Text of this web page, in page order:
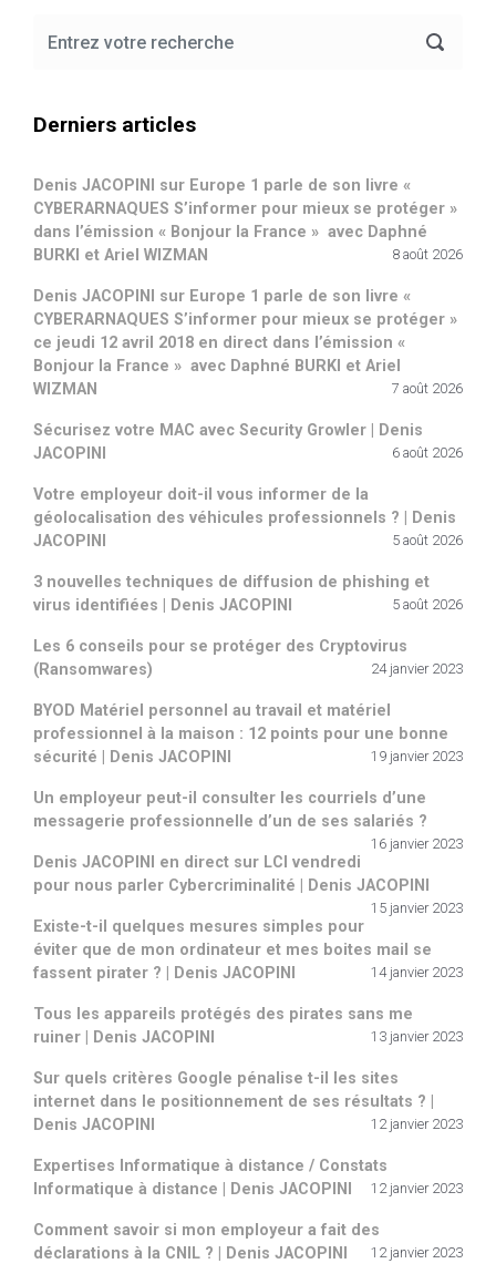
Derniers articles
Denis JACOPINI sur Europe 1 parle de son livre «
CYBERARNAQUES S’informer pour mieux se protéger »
dans l’émission « Bonjour la France » avec Daphné
BURKI et Ariel WIZMAN
8 août 2026
Denis JACOPINI sur Europe 1 parle de son livre «
CYBERARNAQUES S’informer pour mieux se protéger »
ce jeudi 12 avril 2018 en direct dans l’émission «
Bonjour la France » avec Daphné BURKI et Ariel
WIZMAN
7 août 2026
Sécurisez votre MAC avec Security Growler | Denis
JACOPINI
6 août 2026
Votre employeur doit-il vous informer de la
géolocalisation des véhicules professionnels ? | Denis
JACOPINI
5 août 2026
3 nouvelles techniques de diffusion de phishing et
virus identifiées | Denis JACOPINI
5 août 2026
Les 6 conseils pour se protéger des Cryptovirus
(Ransomwares)
24 janvier 2023
BYOD Matériel personnel au travail et matériel
professionnel à la maison : 12 points pour une bonne
sécurité | Denis JACOPINI
19 janvier 2023
Un employeur peut-il consulter les courriels d’une
messagerie professionnelle d’un de ses salariés ?
16 janvier 2023
Denis JACOPINI en direct sur LCI vendredi
pour nous parler Cybercriminalité | Denis JACOPINI
15 janvier 2023
Existe-t-il quelques mesures simples pour
éviter que de mon ordinateur et mes boites mail se
fassent pirater ? | Denis JACOPINI
14 janvier 2023
Tous les appareils protégés des pirates sans me
ruiner | Denis JACOPINI
13 janvier 2023
Sur quels critères Google pénalise t-il les sites
internet dans le positionnement de ses résultats ? |
Denis JACOPINI
12 janvier 2023
Expertises Informatique à distance / Constats
Informatique à distance | Denis JACOPINI
12 janvier 2023
Comment savoir si mon employeur a fait des
déclarations à la CNIL ? | Denis JACOPINI
12 janvier 2023